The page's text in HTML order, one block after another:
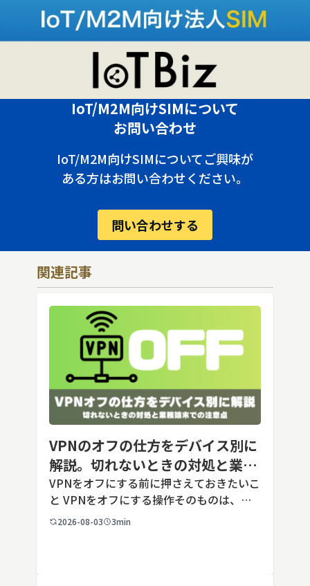
IoT/M2M向けSIMについて
お問い合わせ
IoT/M2M向けSIMについてご興味が
ある方はお問い合わせください。
問い合わせする
関連記事
VPNのオフの仕方をデバイス別に
解説。切れないときの対処と業務
端末での注意点
VPNをオフにする前に押さえておきたいこ
と VPNをオフにする操作そのものは、ど
の端末でも数タップから数クリックで完了
2026-08-03 3min